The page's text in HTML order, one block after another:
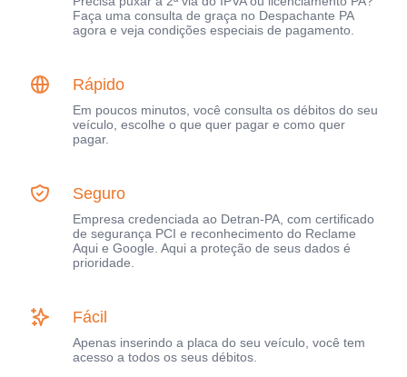
Faça uma consulta de graça no Despachante PA
agora e veja condições especiais de pagamento.
Rápido
Em poucos minutos, você consulta os débitos do seu
veículo, escolhe o que quer pagar e como quer
pagar.
Seguro
Empresa credenciada ao Detran-PA, com certificado
de segurança PCI e reconhecimento do Reclame
Aqui e Google. Aqui a proteção de seus dados é
prioridade.
Fácil
Apenas inserindo a placa do seu veículo, você tem
acesso a todos os seus débitos.